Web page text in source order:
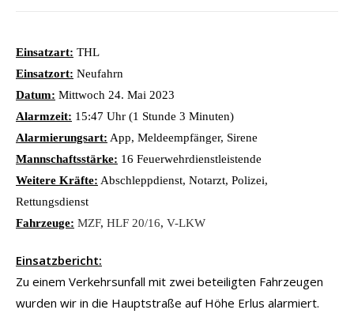
Einsatzart: THL
Einsatzort: Neufahrn
Datum: Mittwoch 24. Mai 2023
Alarmzeit: 15:47 Uhr (1 Stunde 3 Minuten)
Alarmierungsart: App, Meldeempfänger, Sirene
Mannschaftsstärke: 16 Feuerwehrdienstleistende
Weitere Kräfte: Abschleppdienst, Notarzt, Polizei,
Rettungsdienst
Fahrzeuge: MZF, HLF 20/16, V-LKW
Einsatzbericht:
Zu einem Verkehrsunfall mit zwei beteiligten Fahrzeugen
wurden wir in die Hauptstraße auf Höhe Erlus alarmiert.